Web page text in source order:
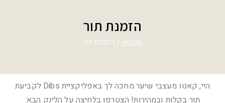
הזמנת תור
Home הזמנת תור
היי, קאטו מעצבי שיער מחכה לך באפליקציית Dibs לקביעת
תור בקלות ובמהירות! הצטרפו בלחיצה על הלינק הבא: